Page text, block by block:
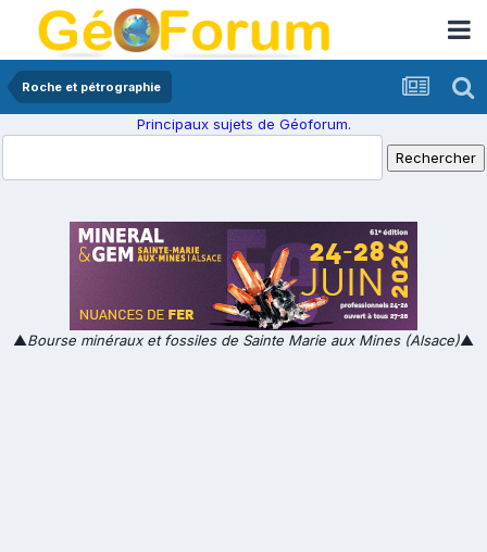
Roche et pétrographie
Principaux sujets de Géoforum.
▲Bourse minéraux et fossiles de Sainte Marie aux Mines (Alsace)▲